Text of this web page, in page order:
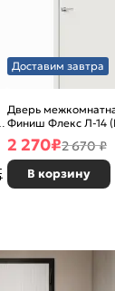
Доставим завтра
Дверь
Финиш Флекс Л-14
глухая, каркасно-
2 270₽2 670 ₽
В корзину